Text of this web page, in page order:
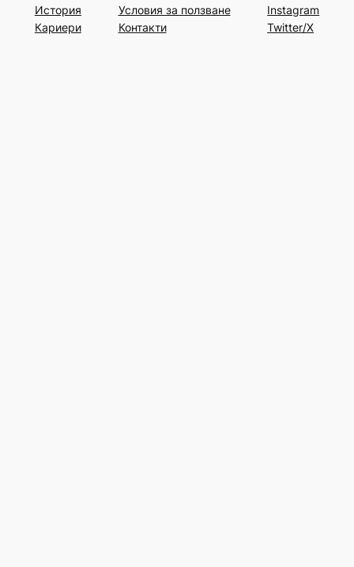
История
Кариери
Условия за ползване
Контакти
Instagram
Twitter/X